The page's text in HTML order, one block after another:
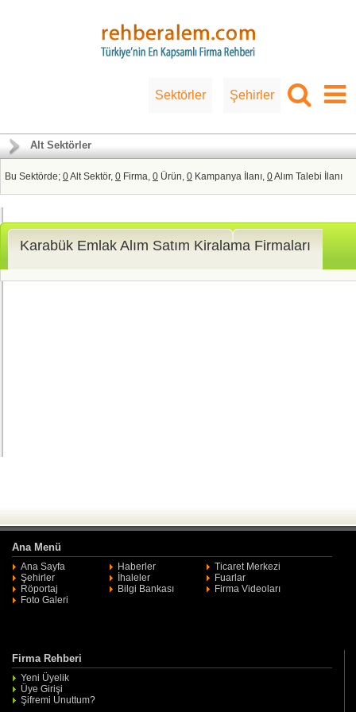
Sektörler Şehirler
Alt Sektörler
Bu Sektörde; 0Alt Sektör, 0 Firma, 0 Ürün, 0 Kampanya İlanı, 0Alım Talebi İlanı
Karabük Emlak Alım Satım Kiralama Firmaları
Ana Menü
Ana Sayfa Haberler
Ticaret Merkezi
Şehirler
İhaleler
Fuarlar
Röportaj
Bilgi Bankası
Firma Videoları
Foto Galeri
Firma Rehberi
Yeni Üyelik
Üye Girişi
Şifremi Unuttum?